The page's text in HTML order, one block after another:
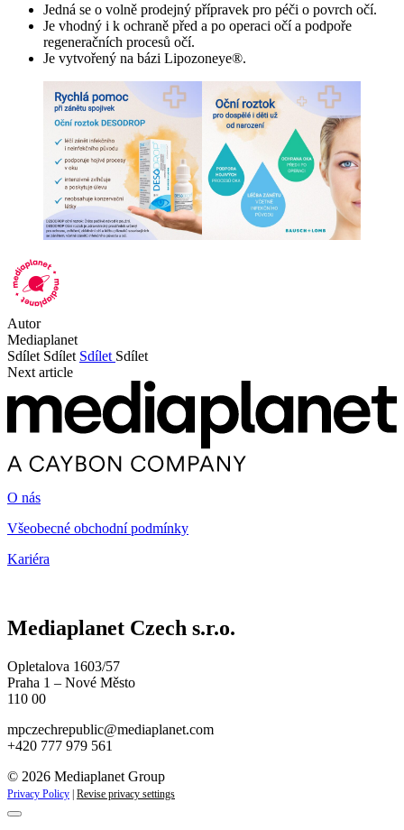
Jedná se o volně prodejný přípravek pro péči o povrch očí.
Je vhodný i k ochraně před a po operaci očí a podpoře
regeneračních procesů očí.
Je vytvořený na bázi Lipozoneye®.
Autor
Mediaplanet
Sdílet Sdílet Sdílet Sdílet
Next article
O nás
Všeobecné obchodní podmínky
Kariéra
Mediaplanet Czech s.r.o.
Opletalova 1603/57
Praha 1 – Nové Město
110 00
mpczechrepublic@mediaplanet.com
+420 777 979 561
© 2026 Mediaplanet Group
Privacy Policy | Revise privacy settings